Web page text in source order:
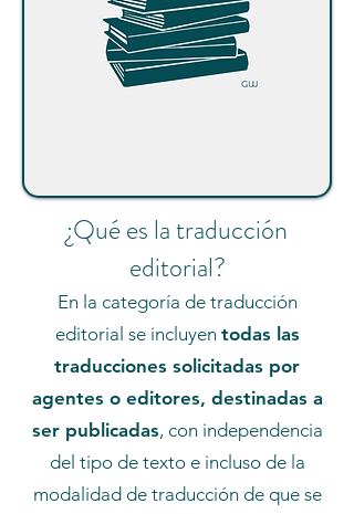
¿Qué es la traducción
editorial?
En la categoría de traducción
editorial se incluyen todas las
traducciones solicitadas por
agentes o editores, destinadas a
ser publicadas, con independencia
del tipo de texto e incluso de la
modalidad de traducción de que se